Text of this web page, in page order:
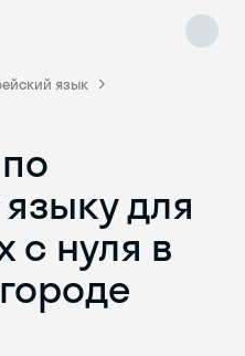
язык
для
нуля в